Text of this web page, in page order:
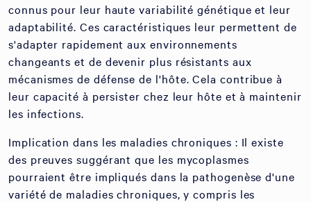
connus pour leur haute variabilité génétique et leur
adaptabilité. Ces caractéristiques leur permettent de
s'adapter rapidement aux environnements
changeants et de devenir plus résistants aux
mécanismes de défense de l'hôte. Cela contribue à
leur capacité à persister chez leur hôte et à maintenir
les infections.
Implication dans les maladies chroniques : Il existe
des preuves suggérant que les mycoplasmes
pourraient être impliqués dans la pathogenèse d'une
variété de maladies chroniques, y compris les